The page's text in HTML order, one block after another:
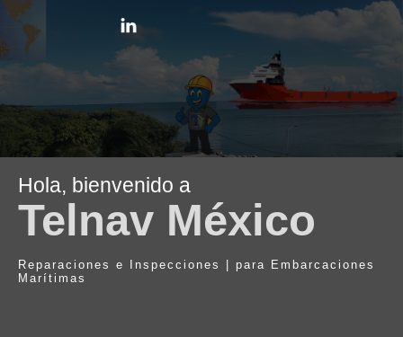
Hola, bienvenido a
Telnav México
Reparaciones e Inspecciones | para Embarcaciones
Marítimas